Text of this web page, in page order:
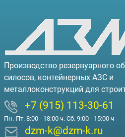
Производство резервуарного
силосов, контейнерных АЗС и
металлоконструкций для
+7 (915) 113-30-61
Пн.-Пт. 8:00 - 18:00 ч. Сб. 9:00 - 15:00 ч
dzm-k@dzm-k.ru